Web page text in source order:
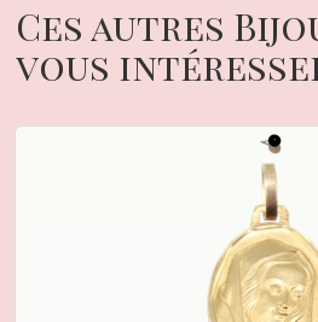
Ces autres
vous